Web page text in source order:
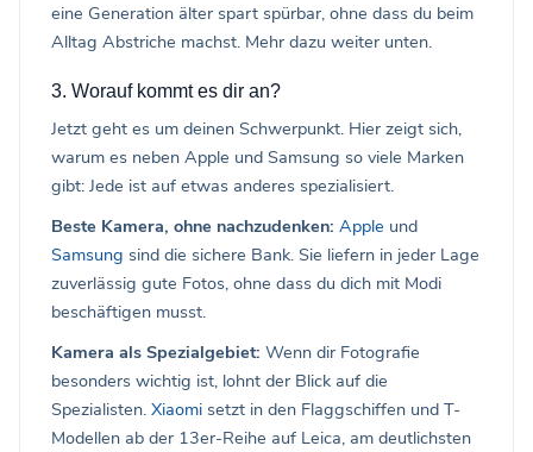
eine Generation älter spart spürbar, ohne dass du beim
Alltag Abstriche machst. Mehr dazu weiter unten.
3. Worauf kommt es dir an?
Jetzt geht es um deinen Schwerpunkt. Hier zeigt sich,
warum es neben Apple und Samsung so viele Marken
gibt: Jede ist auf etwas anderes spezialisiert.
Beste Kamera, ohne nachzudenken: Apple und
Samsung sind die sichere Bank. Sie liefern in jeder Lage
zuverlässig gute Fotos, ohne dass du dich mit Modi
beschäftigen musst.
Kamera als Spezialgebiet: Wenn dir Fotografie
besonders wichtig ist, lohnt der Blick auf die
Spezialisten. Xiaomi setzt in den Flaggschiffen und T-
Modellen ab der 13er-Reihe auf Leica, am deutlichsten